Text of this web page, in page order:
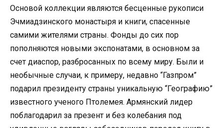
Основой коллекции являются бесценные рукописи
Эчмиадзинского монастыря и книги, спасенные
самими жителями страны. Фонды до сих пор
пополняются новыми экспонатами, в основном за
счет диаспор, разбросанных по всему миру. Были и
необычные случаи, к примеру, недавно “Газпром”
подарил президенту страны уникальную “Географию”
известного ученого Птолемея. Армянский лидер
поблагодарил за презент и без колебания под